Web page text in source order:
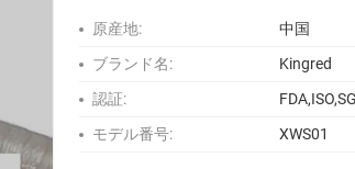
原産地:
中国
ブランド名:
Kingred
認証:
モデル番号:
XWS01